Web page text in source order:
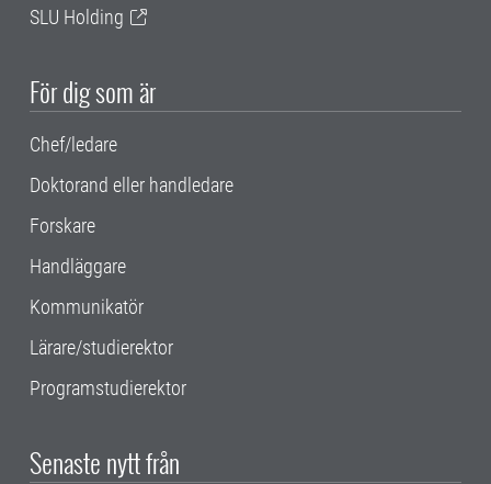
SLU Holding
För dig som är
Chef/ledare
Doktorand eller handledare
Forskare
Handläggare
Kommunikatör
Lärare/studierektor
Programstudierektor
Senaste nytt från